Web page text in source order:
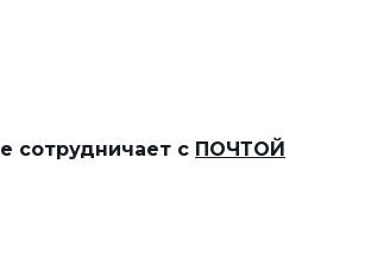
сотрудничает с ПОЧТОЙ